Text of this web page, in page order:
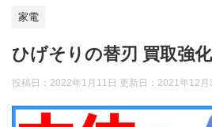
家電
ひげそりの替刃 買取強化
投稿日：2022年1月11日 更新日： 2021年12月